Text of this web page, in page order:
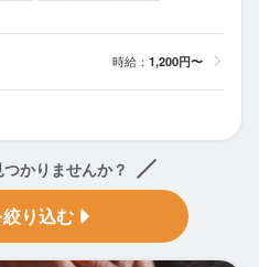
時給： 1,200円〜
かりませんか？
り込む